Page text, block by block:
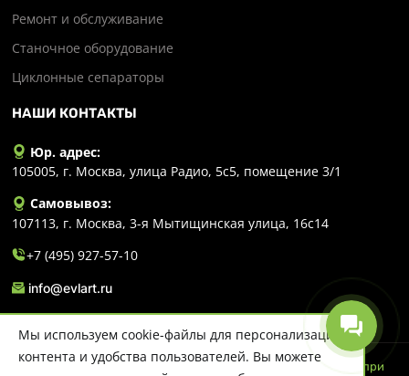
Ремонт и обслуживание
Станочное оборудование
Циклонные сепараторы
НАШИ КОНТАКТЫ
Юр. адрес:
105005, г. Москва, улица Радио, 5с5, помещение 3/1
Самовывоз:
107113, г. Москва, 3-я Мытищинская улица, 16с14
+7 (495) 927-57-10
info@evlart.ru
© 2026 Evlart. Сайт несет информационный характер и ни при
Мы используем cookie-файлы для персонализации
контента и удобства пользователей. Вы можете